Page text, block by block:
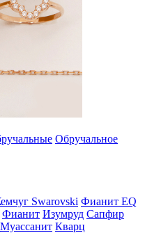
Обручальное
Swarovski Фианит EQ
Фианит Изумруд Сапфир
Муассанит Кварц